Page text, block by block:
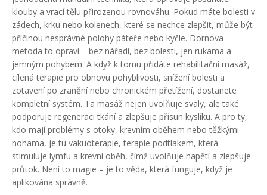
klouby a vrací tělu přirozenou rovnováhu. Pokud máte bolesti v
zádech, krku nebo kolenech, které se nechce zlepšit, může být
příčinou nesprávné polohy páteře nebo kyčle. Dornova
metoda to opraví – bez nářadí, bez bolesti, jen rukama a
jemným pohybem. A když k tomu přidáte rehabilitační masáž,
cílená terapie pro obnovu pohyblivosti, snížení bolesti a
zotavení po zranění nebo chronickém přetížení, dostanete
kompletní systém. Ta masáž nejen uvolňuje svaly, ale také
podporuje regeneraci tkání a zlepšuje přísun kyslíku. A pro ty,
kdo mají problémy s otoky, krevním oběhem nebo těžkými
nohama, je tu vakuoterapie,terapie podtlakem, která
stimuluje lymfu a krevní oběh, čímž uvolňuje napětí a zlepšuje
průtok. Není to magie – je to věda, která funguje, když je
aplikována správně.